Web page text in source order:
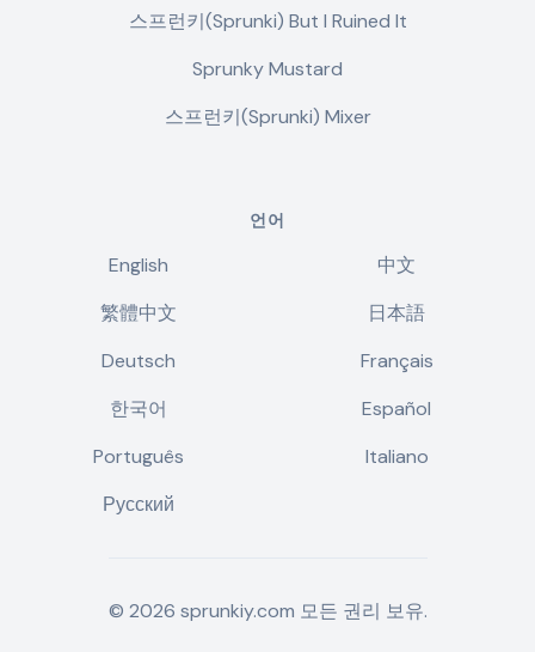
스프런키(Sprunki) But I Ruined It
Sprunky Mustard
스프런키(Sprunki) Mixer
언어
English
中文
繁體中文
日本語
Deutsch
Français
한국어
Español
Português
Italiano
Русский
© 2026 sprunkiy.com 모든 권리 보유.